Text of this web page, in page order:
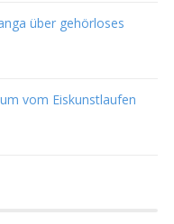
über gehörloses
vom Eiskunstlaufen